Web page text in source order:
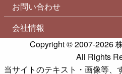
お問い合わせ
会社情報
Copyright © 2007-2026
All Rights
当サイトのテキスト・画像等、